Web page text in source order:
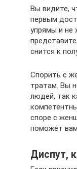
Вы видите,
первым
упрямы и не
снится к
Спорить с
тратам. Вы
людей, так
споре с
поможет
Диспут,